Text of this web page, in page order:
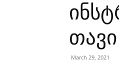
March 29, 2021